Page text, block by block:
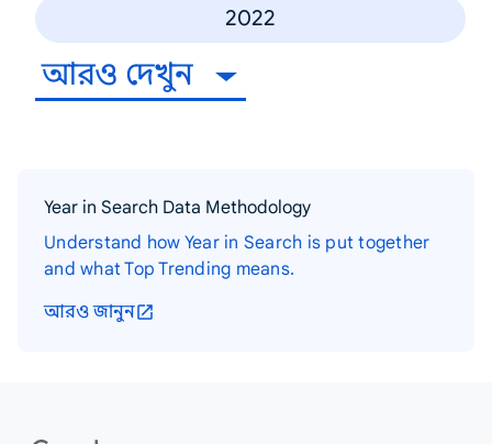
2022
আরও দেখুন
Year in Search Data Methodology
Understand how Year in Search is put together
and what Top Trending means.
আরও জানুন